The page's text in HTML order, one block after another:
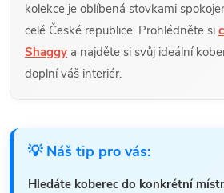
kolekce je oblíbená stovkami
celé České republice. Prohlédněte si
Shaggy a najděte si svůj ideální
doplní váš interiér.
💡 Náš tip pro vás:
Hledáte koberec do konkrétní